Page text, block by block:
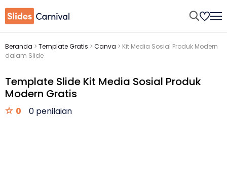
Beranda > Template Gratis > Canva > Kit Media Sosial Produk Modern
dalam Slide
Template Slide Kit Media Sosial Produk
Modern Gratis
0 0 penilaian